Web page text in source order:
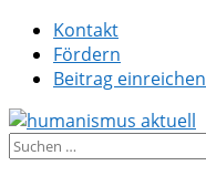
Zum
Inhalt
springen
Kontakt
Fördern
Beitrag einreichen
humanismus aktuell
Suche